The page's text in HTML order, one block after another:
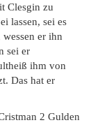
Clesgin zu
lassen, sei es
er ihn
sei er
ihm von
Das hat er
2 Gulden